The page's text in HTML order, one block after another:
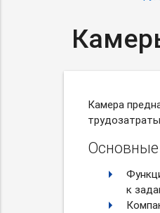
Камера
к